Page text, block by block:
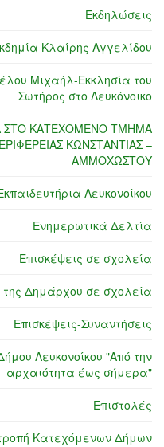
Εκδηλώσεις
Κλαίρης Αγγελίδου
Μιχαήλ-Εκκλησία του
Σωτήρος στο Λευκόνοικο
ΣΤΟ ΚΑΤΕΧΟΜΕΝΟ ΤΜΗΜΑ
ΚΩΝΣΤΑΝΤΙΑΣ –
ΑΜΜΟΧΩΣΤΟΥ
Λευκονοίκου
Ενημερωτικά Δελτία
Επισκέψεις σε σχολεία
της Δημάρχου σε σχολεία
Επισκέψεις-Συναντήσεις
Λευκονοίκου "Από την
αρχαιότητα έως σήμερα"
Επιστολές
Κατεχόμενων Δήμων